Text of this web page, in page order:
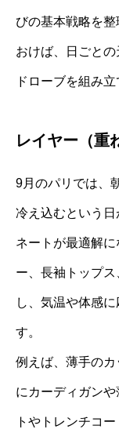
びの基本戦略を
おけば、日ごと
ドローブを組み
レイヤー（重
9月のパリでは、
冷え込むという
ネートが最適解
ー、長袖トップ
し、気温や体感
す。
例えば、薄手の
にカーディガン
トやトレンチコ